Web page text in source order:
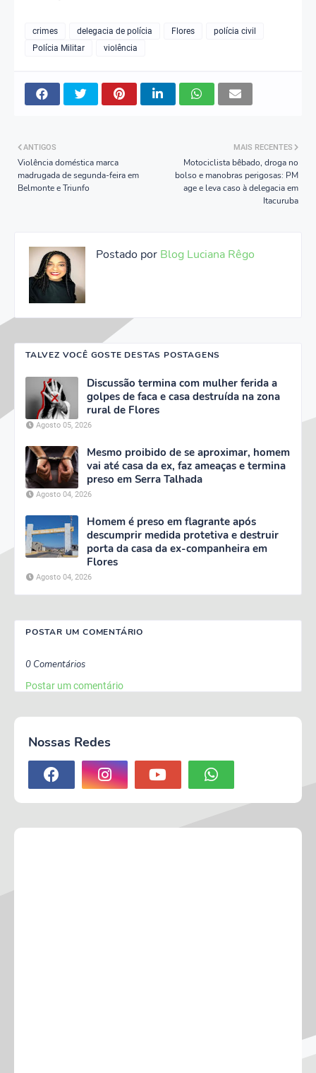
crimes delegacia de polícia Flores
polícia civil
Polícia Militar
violência
MAIS RECENTES
Motociclista bêbado, droga no
bolso e manobras perigosas: PM
age e leva caso à delegacia em
Itacuruba
ANTIGOS
Violência doméstica marca
madrugada de segunda-feira em
Belmonte e Triunfo
Postado por Blog Luciana Rêgo
TALVEZ VOCÊ GOSTE DESTAS POSTAGENS
Discussão termina com mulher ferida a
golpes de faca e casa destruída na zona
rural de Flores
Agosto 05, 2026
Mesmo proibido de se aproximar, homem
vai até casa da ex, faz ameaças e termina
preso em Serra Talhada
Agosto 04, 2026
Homem é preso em flagrante após
descumprir medida protetiva e destruir
porta da casa da ex-companheira em
Flores
Agosto 04, 2026
POSTAR UM COMENTÁRIO
0 Comentários
Postar um comentário
Nossas Redes